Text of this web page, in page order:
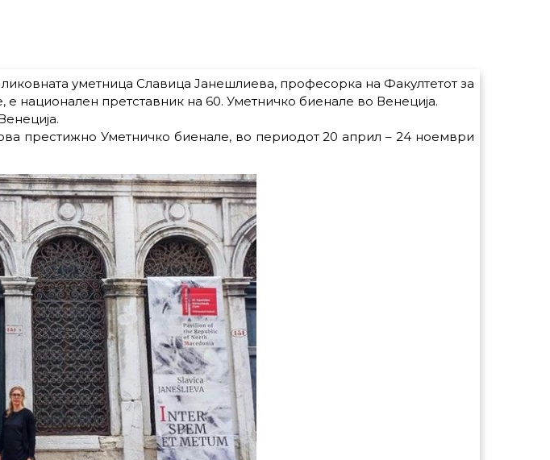
уметница Славица Јанешлиева, професорка на Факултетот за
национален претставник на 60. Уметничко биенале во Венеција.
престижно Уметничко биенале, во периодот 20 април – 24 ноември